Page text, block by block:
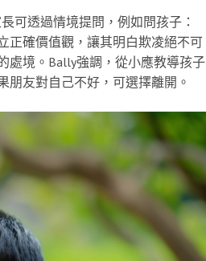
可透過情境提問，例如問孩子：
正確價值觀，讓其明白欺凌絕不可
處境。Bally強調，從小應教導孩子
友對自己不好，可選擇離開。